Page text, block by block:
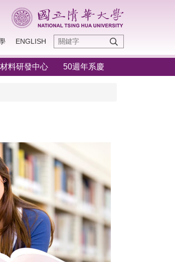
ENGLISH
料研發中心 50週年系慶